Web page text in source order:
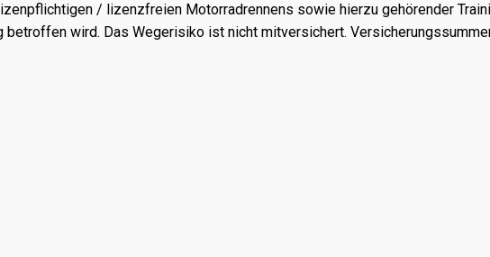
/ lizenzfreien Motorradrennens sowie hierzu gehörender
wird. Das Wegerisiko ist nicht mitversichert.